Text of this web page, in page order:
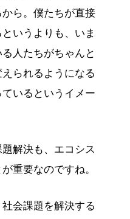
ら。僕たちが直接
いうよりも、いま
人たちがちゃんと
られるようになる
いるというイメー
解決も、エコシス
重要なのですね。
会課題を解決する